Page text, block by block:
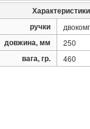
фосфатовані, чорного
Характеристики
ручки
довжина, мм 250
вага, гр. 460